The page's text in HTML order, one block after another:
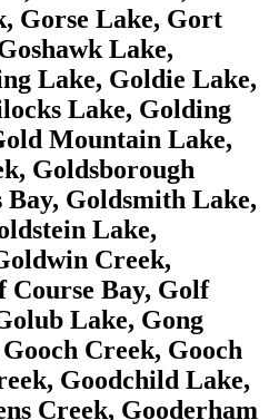
Gorse Lake, Gort
Lake,
Lake, Goldie Lake,
Lake, Golding
Mountain Lake,
Goldsborough
Bay, Goldsmith Lake,
Lake,
Creek,
Bay, Golf
Lake, Gong
Creek, Gooch
Goodchild Lake,
Creek, Gooderham